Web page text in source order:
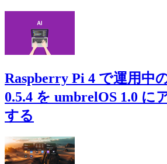
Raspberry Pi 4 で運用中
0.5.4 を umbrelOS 1.0 に
する